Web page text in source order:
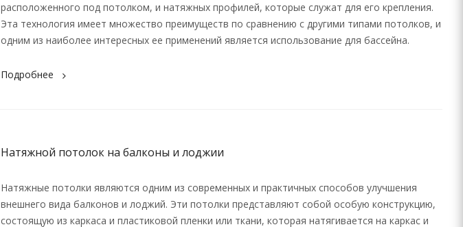
расположенного под потолком, и натяжных профилей, которые служат для его крепления.
Эта технология имеет множество преимуществ по сравнению с другими типами потолков, и
одним из наиболее интересных ее применений является использование для бассейна.
Подробнее
Натяжной потолок на балконы и лоджии
Натяжные потолки являются одним из современных и практичных способов улучшения
внешнего вида балконов и лоджий. Эти потолки представляют собой особую конструкцию,
состоящую из каркаса и пластиковой пленки или ткани, которая натягивается на каркас и